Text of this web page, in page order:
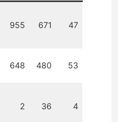
955 671 47
648 480 53
2 36 4